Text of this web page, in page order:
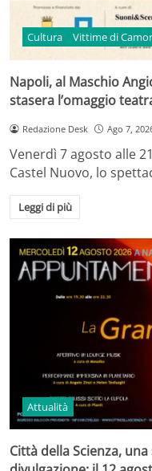
Cultura Vittime di
Napoli, al Maschio
stasera l’omaggio
Redazione Desk Ago 7,
Venerdì 7 agosto alle
Castel Nuovo, lo
Leggi di più
Attualità
Città della Scienza,